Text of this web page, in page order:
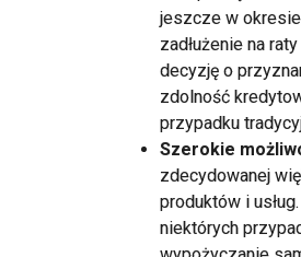
jeszcze w
zadłużenie na
decyzję o
zdolność
przypadku
Szerokie
zdecydowanej
produktów i
niektórych